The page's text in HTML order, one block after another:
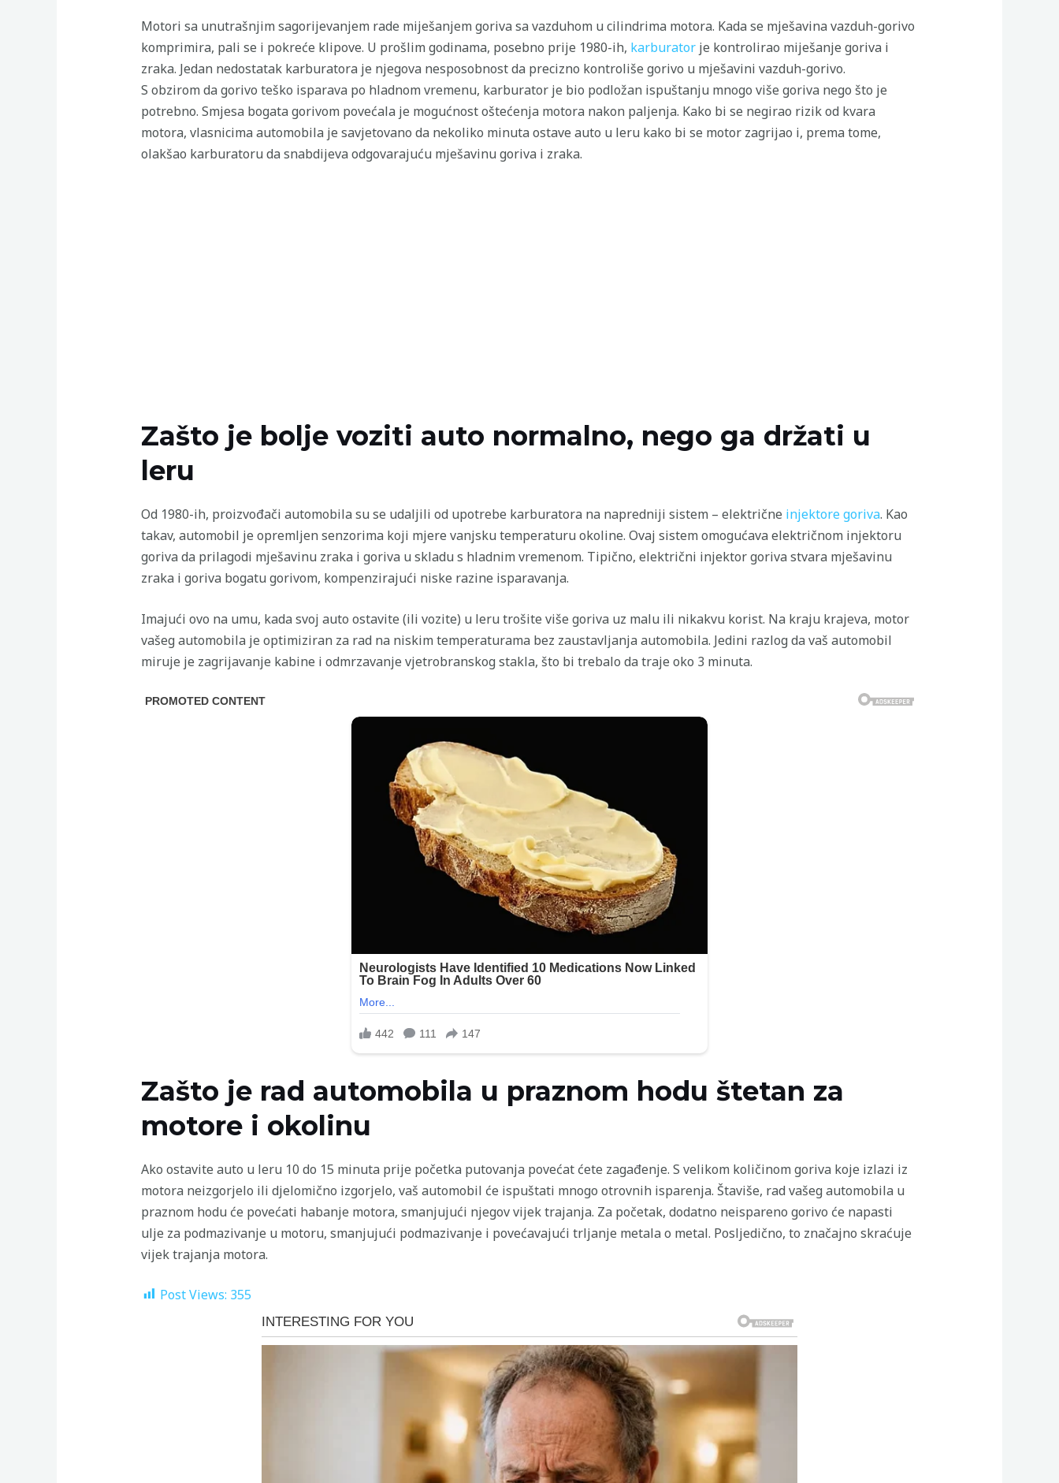
Motori sa unutrašnjim sagorijevanjem rade miješanjem goriva sa vazduhom u cilindrima motora. Kada se mješavina vazduh-gorivo
komprimira, pali se i pokreće klipove. U prošlim godinama, posebno prije 1980-ih, karburatorje kontrolirao miješanje goriva i
zraka. Jedan nedostatak karburatora je njegova nesposobnost da precizno kontroliše gorivo u mješavini vazduh-gorivo.
S obzirom da gorivo teško isparava po hladnom vremenu, karburator je bio podložan ispuštanju mnogo više goriva nego što je
potrebno. Smjesa bogata gorivom povećala je mogućnost oštećenja motora nakon paljenja. Kako bi se negirao rizik od kvara
motora, vlasnicima automobila je savjetovano da nekoliko minuta ostave auto u leru kako bi se motor zagrijao i, prema tome,
olakšao karburatoru da snabdijeva odgovarajuću mješavinu goriva i zraka.
Zašto je bolje voziti auto normalno, nego ga držati u
leru
Od 1980-ih, proizvođači automobila su se udaljili od upotrebe karburatora na napredniji sistem – električne injektore goriva. Kao
takav, automobil je opremljen senzorima koji mjere vanjsku temperaturu okoline. Ovaj sistem omogućava električnom injektoru
goriva da prilagodi mješavinu zraka i goriva u skladu s hladnim vremenom. Tipično, električni injektor goriva stvara mješavinu
zraka i goriva bogatu gorivom, kompenzirajući niske razine isparavanja.
Imajući ovo na umu, kada svoj auto ostavite (ili vozite) u leru trošite više goriva uz malu ili nikakvu korist. Na kraju krajeva, motor
vašeg automobila je optimiziran za rad na niskim temperaturama bez zaustavljanja automobila. Jedini razlog da vaš automobil
miruje je zagrijavanje kabine i odmrzavanje vjetrobranskog stakla, što bi trebalo da traje oko 3 minuta.
Zašto je rad automobila u praznom hodu štetan za
motore i okolinu
Ako ostavite auto u leru 10 do 15 minuta prije početka putovanja povećat ćete zagađenje. S velikom količinom goriva koje izlazi iz
motora neizgorjelo ili djelomično izgorjelo, vaš automobil će ispuštati mnogo otrovnih isparenja. Štaviše, rad vašeg automobila u
praznom hodu će povećati habanje motora, smanjujući njegov vijek trajanja. Za početak, dodatno neispareno gorivo će napasti
ulje za podmazivanje u motoru, smanjujući podmazivanje i povećavajući trljanje metala o metal. Posljedično, to značajno skraćuje
vijek trajanja motora.
Post Views: 355